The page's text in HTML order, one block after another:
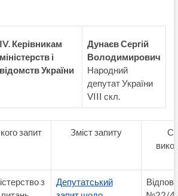
IV. Керівникам
міністерств і
відомств України
Дунаєв Сергій
Володимирович
Народний
депутат України
VIII скл.
запит Зміст запиту
з
Депутатський